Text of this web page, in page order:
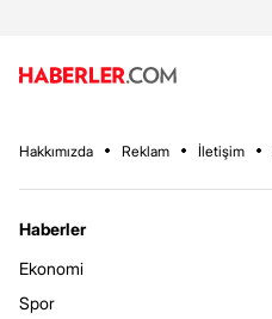
Hakkımızda Reklam İletişim
Haberler
Ekonomi
Spor